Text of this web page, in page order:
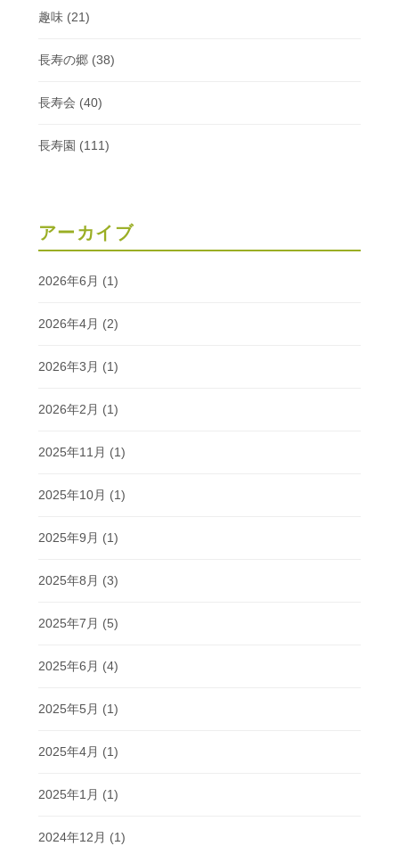
趣味(21)
長寿の郷(38)
長寿会 (40)
長寿園 (111)
アーカイブ
2026年6月 (1)
2026年4月 (2)
2026年3月 (1)
2026年2月 (1)
2025年11月 (1)
2025年10月 (1)
2025年9月 (1)
2025年8月 (3)
2025年7月 (5)
2025年6月 (4)
2025年5月 (1)
2025年4月 (1)
2025年1月 (1)
2024年12月 (1)